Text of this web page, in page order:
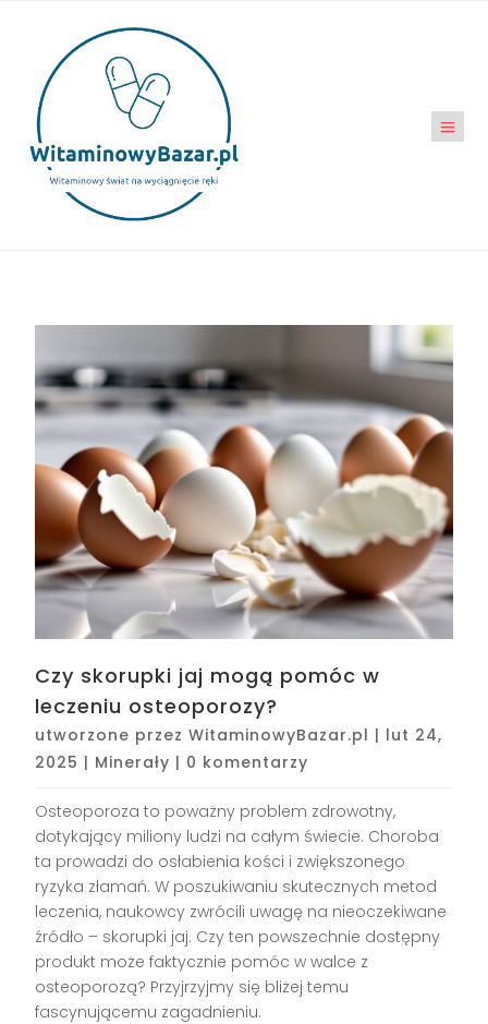
Czy skorupki jaj mogą pomóc w
leczeniu osteoporozy?
utworzone przezWitaminowyBazar.pl | lut 24,
2025 | Minerały | 0 komentarzy
Osteoporoza to poważny problem zdrowotny,
dotykający miliony ludzi na całym świecie. Choroba
ta prowadzi do osłabienia kości i zwiększonego
ryzyka złamań. W poszukiwaniu skutecznych metod
leczenia, naukowcy zwrócili uwagę na nieoczekiwane
źródło – skorupki jaj. Czy ten powszechnie dostępny
produkt może faktycznie pomóc w walce z
osteoporozą? Przyjrzyjmy się bliżej temu
fascynującemu zagadnieniu.